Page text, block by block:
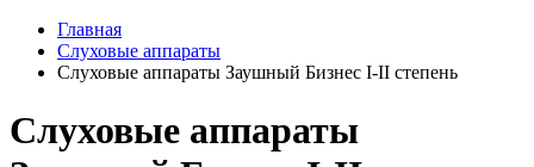
Главная
Слуховые аппараты
Слуховые аппараты Заушный Бизнес I-II степень
Слуховые аппараты